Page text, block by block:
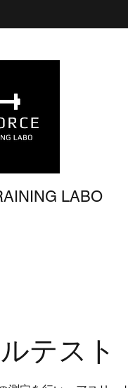
LABO
テスト